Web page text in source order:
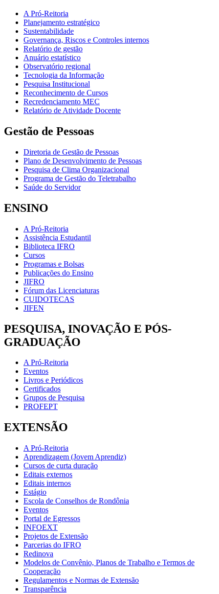
A Pró-Reitoria
Planejamento estratégico
Sustentabilidade
Governança, Riscos e Controles internos
Relatório de gestão
Anuário estatístico
Observatório regional
Tecnologia da Informação
Pesquisa Institucional
Reconhecimento de Cursos
Recredenciamento MEC
Relatório de Atividade Docente
Gestão de Pessoas
Diretoria de Gestão de Pessoas
Plano de Desenvolvimento de Pessoas
Pesquisa de Clima Organizacional
Programa de Gestão do Teletrabalho
Saúde do Servidor
ENSINO
A Pró-Reitoria
Assistência Estudantil
Biblioteca IFRO
Cursos
Programas e Bolsas
Publicações do Ensino
JIFRO
Fórum das Licenciaturas
CUIDOTECAS
JIFEN
PESQUISA, INOVAÇÃO E PÓS-
GRADUAÇÃO
A Pró-Reitoria
Eventos
Livros e Periódicos
Certificados
Grupos de Pesquisa
PROFEPT
EXTENSÃO
A Pró-Reitoria
Aprendizagem (Jovem Aprendiz)
Cursos de curta duração
Editais externos
Editais internos
Estágio
Escola de Conselhos de Rondônia
Eventos
Portal de Egressos
INFOEXT
Projetos de Extensão
Parcerias do IFRO
Redinova
Modelos de Convênio, Planos de Trabalho e Termos de
Cooperação
Regulamentos e Normas de Extensão
Transparência